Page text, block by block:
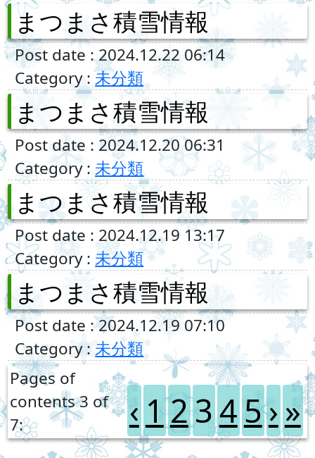
まつまさ積雪情報
Post date : 2024.12.22 06:14
Category :未分類
まつまさ積雪情報
Post date : 2024.12.20 06:31
Category :未分類
まつまさ積雪情報
Post date : 2024.12.19 13:17
Category :未分類
まつまさ積雪情報
Post date : 2024.12.19 07:10
Category :未分類
Pages of
contents 3 of
7:
‹ 1 2 345 › »